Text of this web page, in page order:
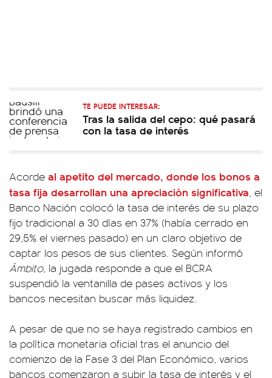
TE PUEDE INTERESAR:
Tras la salida del cepo: qué pasará
con la tasa de interés
Acorde al apetito del mercado, donde los bonos a
tasa fija desarrollan una apreciación significativa, el
Banco Nación colocó la tasa de interés de su plazo
fijo tradicional a 30 días en 37% (había cerrado en
29,5% el viernes pasado) en un claro objetivo de
captar los pesos de sus clientes. Según informó
Ámbito, la jugada responde a que el BCRA
suspendió la ventanilla de pases activos y los
bancos necesitan buscar más liquidez.
A pesar de que no se haya registrado cambios en
la política monetaria oficial tras el anuncio del
comienzo de la Fase 3 del Plan Económico, varios
bancos comenzaron a subir la tasa de interés y el